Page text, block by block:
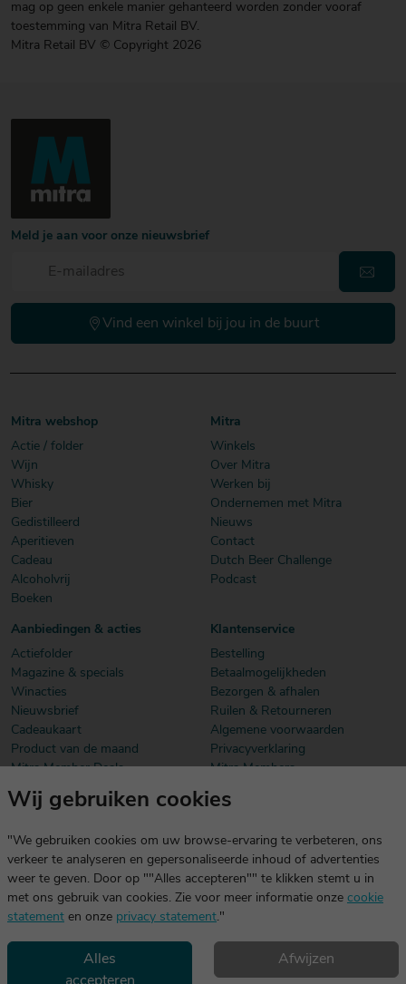
mag op geen enkele manier gehanteerd worden zonder vooraf
toestemming van Mitra Retail BV.
Mitra Retail BV © Copyright 2026
Meld je aan voor onze nieuwsbrief
Vind een winkel bij jou in de buurt
Mitra webshop
Actie / folder
Wijn
Whisky
Bier
Gedistilleerd
Aperitieven
Cadeau
Alcoholvrij
Boeken
Mitra
Winkels
Over Mitra
Werken bij
Ondernemen met Mitra
Nieuws
Contact
Dutch Beer Challenge
Podcast
Aanbiedingen & acties
Actiefolder
Magazine & specials
Winacties
Nieuwsbrief
Cadeaukaart
Product van de maand
Mitra Member Deals
Klantenservice
Bestelling
Betaalmogelijkheden
Bezorgen & afhalen
Ruilen & Retourneren
Algemene voorwaarden
Privacyverklaring
Mitra Members
Download onze app
dezelfde gegevens die je voor mitra.nl gebruikt.
Wij gebruiken cookies
"We gebruiken cookies om uw browse-ervaring te verbeteren, ons
verkeer te analyseren en gepersonaliseerde inhoud of advertenties
weer te geven. Door op ""Alles accepteren"" te klikken stemt u in
met ons gebruik van cookies. Zie voor meer informatie onze cookie
statement en onze privacy statement."
Alles
Afwijzen